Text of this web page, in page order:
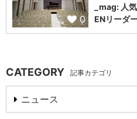
0
_mag: 人
ENリーダ
CATEGORY 記事カテゴリ
ニュース